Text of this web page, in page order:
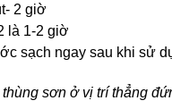
2 giờ
là 1-2 giờ
sạch ngay sau khi sử
sơn ở vị trí thẳng